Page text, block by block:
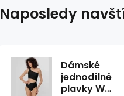
Naposledy
Dámské
jednodílné
plavky W